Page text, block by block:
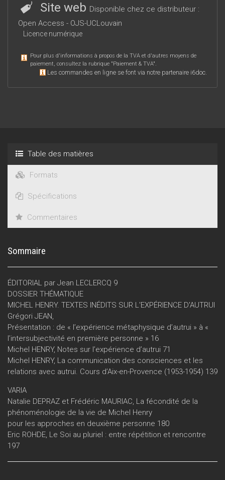
Site web Disponible chez ce distributeur :
Open Access - OJS-UCLouvain
Licence numérique
Pour plus d'informations à propos de la TVA et d'autres moyens de
paiement, consultez la rubrique "Paiement & TVA".
Les commandes en ligne se font via notre partenaire i6doc.
Table des matières
Formats
Spécifications
Commentaires
Sommaire
ÉDITORIAL par Jean LECLERCQ 9
DOSSIER THÉMATIQUE
MICHEL HENRY. TEXTES INÉDITS SUR L'EXPÉRIENCE D'AUTRUI
Grégori JEAN,
Présentation : de « l’expérience métaphysique d’autrui » à «
l’intersubjectivité en première personne » 16
Michel HENRY, Notes sur l’expérience d’autrui 71
Michel HENRY, La communication des consciences et les
relations avec autrui. Cours d’Aix-en-Provence (1953-1954) 139
VARIA
Natalie DEPRAZ et Frédéric MAURIAC, La fécondité de la
phénoménologie de la vie de Michel Henry
pour les approches en deuxième personne 180
Eric ROHDE, Le Soi au pluriel : entre répétition et rencontre
197